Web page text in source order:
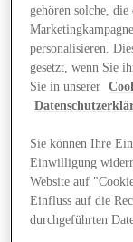
Angebote
gehören solche,
personalisieren.
gesetzt, wenn Sie
Sie in unserer
Sie können Ihre
Einwilligung
Website auf
Einfluss auf die
durchgeführten